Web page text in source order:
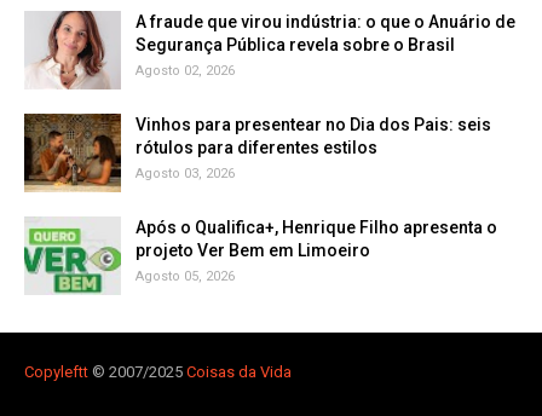
A fraude que virou indústria: o que o Anuário de
Segurança Pública revela sobre o Brasil
Agosto 02, 2026
Vinhos para presentear no Dia dos Pais: seis
rótulos para diferentes estilos
Agosto 03, 2026
Após o Qualifica+, Henrique Filho apresenta o
projeto Ver Bem em Limoeiro
Agosto 05, 2026
Copyleftt © 2007/2025 Coisas da Vida